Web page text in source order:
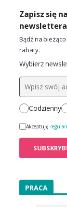
Zapisz się
Bądź na
rabaty.
Wybierz
Codzienny
Akceptuję
PRACA